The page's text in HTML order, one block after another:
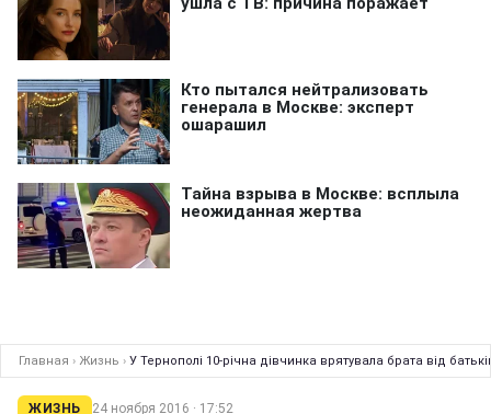
Главная › Жизнь › У Тернополі 10-річна дівчинка врятувала брата від
ЖИЗНЬ 24 ноября 2016 · 17:52